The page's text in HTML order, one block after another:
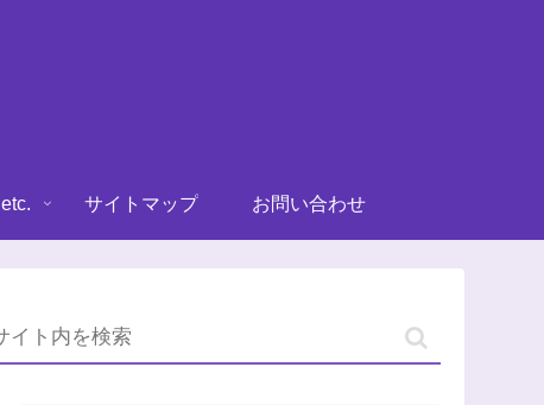
etc. サイトマップ お問い合わせ